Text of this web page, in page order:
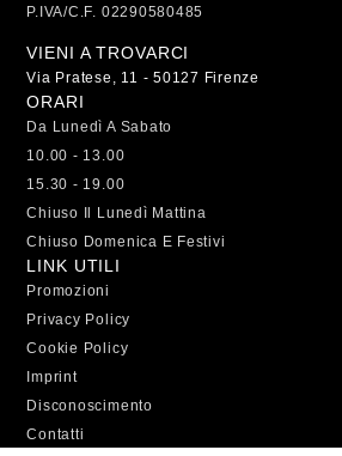
P.IVA/C.F. 02290580485
VIENI A TROVARCI
Via Pratese, 11 - 50127 Firenze
ORARI
Da Lunedì A Sabato
10.00 - 13.00
15.30 - 19.00
Chiuso Il Lunedì Mattina
Chiuso Domenica E Festivi
LINK UTILI
Promozioni
Privacy Policy
Cookie Policy
Imprint
Disconoscimento
Contatti